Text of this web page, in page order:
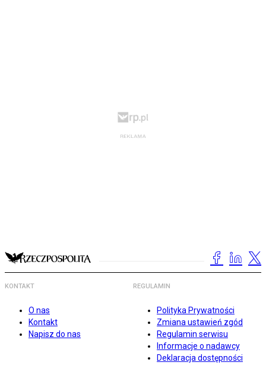
KONTAKT
O nas
Kontakt
Napisz do nas
REGULAMIN
Polityka Prywatności
Zmiana ustawień zgód
Regulamin serwisu
Informacje o nadawcy
Deklaracja dostępności